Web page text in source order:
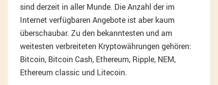
sind derzeit in aller Munde. Die Anzahl der im
Internet verfügbaren Angebote ist aber kaum
überschaubar. Zu den bekanntesten und am
weitesten verbreiteten Kryptowährungen gehören:
Bitcoin, Bitcoin Cash, Ethereum, Ripple, NEM,
Ethereum classic und Litecoin.